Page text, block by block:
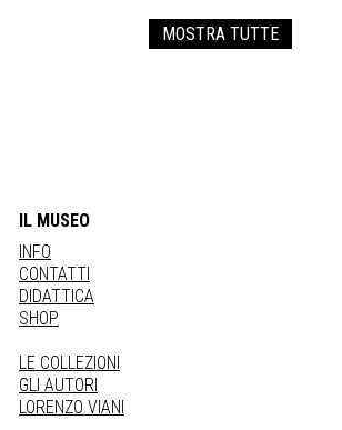
MOSTRA TUTTE
IL MUSEO
INFO
CONTATTI
DIDATTICA
SHOP
LE COLLEZIONI
GLI AUTORI
LORENZO VIANI